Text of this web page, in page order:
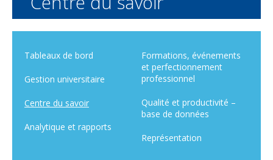
Tableaux de bord
Gestion universitaire
Centre du savoir
Analytique et rapports
Formations, événements
et perfectionnement
professionnel
Qualité et productivité –
base de données
Représentation